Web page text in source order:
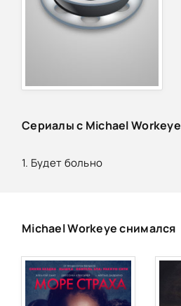
Сериалы с Michael Workeye
1. Будет больно
Michael Workeye снимался